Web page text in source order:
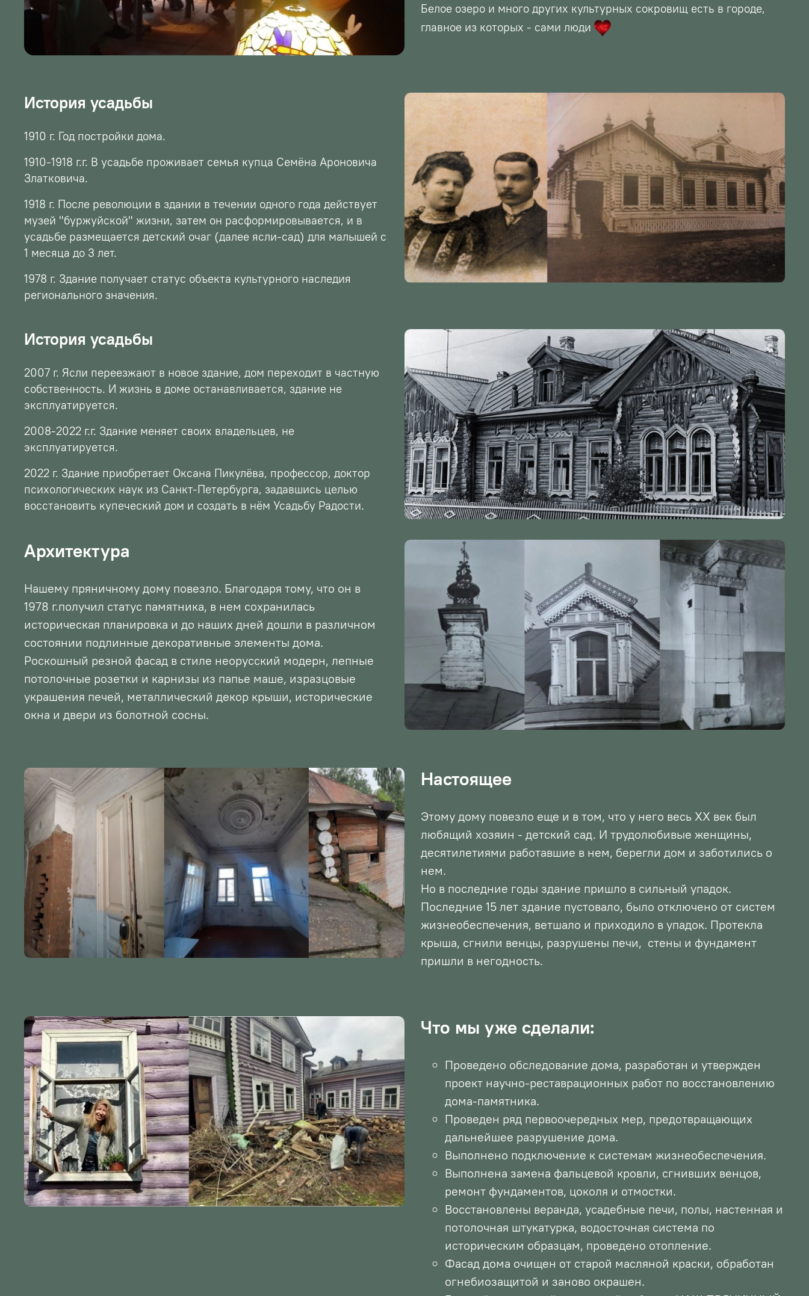
Белое озеро и много других культурных сокровищ есть в городе,
главное из которых - сами люди
История усадьбы
1910 г. Год постройки дома.
1910-1918 г.г. В усадьбе проживает семья купца Семёна Ароновича
Златковича.
1918 г. После революции в здании в течении одного года действует
музей "буржуйской" жизни, затем он расформировывается, и в
усадьбе размещается детский очаг (далее ясли-сад) для малышей с
1 месяца до 3 лет.
1978 г. Здание получает статус объекта культурного наследия
регионального значения.
История усадьбы
2007 г. Ясли переезжают в новое здание, дом переходит в частную
собственность. И жизнь в доме останавливается, здание не
эксплуатируется.
2008-2022 г.г. Здание меняет своих владельцев, не
эксплуатируется.
2022 г. Здание приобретает Оксана Пикулёва, профессор, доктор
психологических наук из Санкт-Петербурга, задавшись целью
восстановить купеческий дом и создать в нём Усадьбу Радости.
Архитектура
Нашему пряничному дому повезло. Благодаря тому, что он в
1978 г.получил статус памятника, в нем сохранилась
историческая планировка и до наших дней дошли в различном
состоянии подлинные декоративные элементы дома.
Роскошный резной фасад в стиле неорусский модерн, лепные
потолочные розетки и карнизы из папье маше, изразцовые
украшения печей, металлический декор крыши, исторические
окна и двери из болотной сосны.
Настоящее
Этому дому повезло еще и в том, что у него весь XX век был
любящий хозяин - детский сад. И трудолюбивые женщины,
десятилетиями работавшие в нем, берегли дом и заботились о
нем.
Но в последние годы здание пришло в сильный упадок.
Последние 15 лет здание пустовало, было отключено от систем
жизнеобеспечения, ветшало и приходило в упадок. Протекла
крыша, сгнили венцы, разрушены печи, стены и фундамент
пришли в негодность.
Что мы уже сделали:
Проведено обследование дома, разработан и утвержден
проект научно-реставрационных работ по восстановлению
дома-памятника.
Проведен ряд первоочередных мер, предотвращающих
дальнейшее разрушение дома.
Выполнено подключение к системам жизнеобеспечения.
Выполнена замена фальцевой кровли, сгнивших венцов,
ремонт фундаментов, цоколя и отмостки.
Восстановлены веранда, усадебные печи, полы, настенная и
потолочная штукатурка, водосточная система по
историческим образцам, проведено отопление.
Фасад дома очищен от старой масляной краски, обработан
огнебиозащитой и заново окрашен.